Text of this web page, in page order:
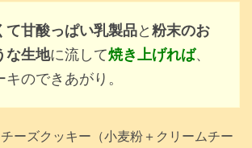
て甘酸っぱい乳製品と粉末のお
な生地に流して焼き上げれば、
のできあがり。
ーズクッキー（小麦粉＋クリームチー